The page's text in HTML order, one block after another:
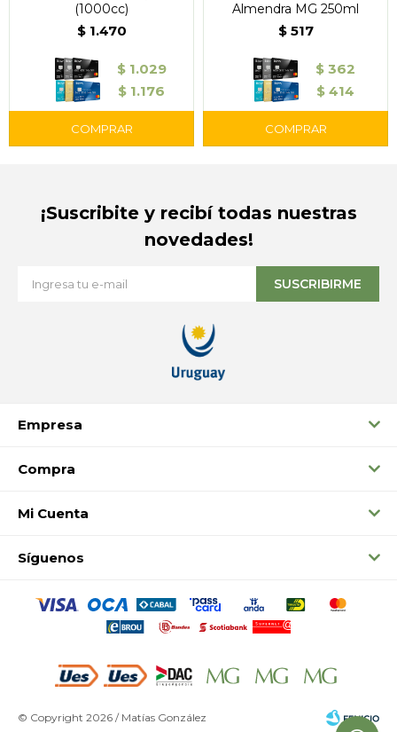
(1000cc)
$ 1.470
$ 1.029
$ 1.176
Almendra MG 250ml
$ 517
$ 362
$ 414
Empresa
Compra
Mi Cuenta
Síguenos
¡Suscribite y recibí todas nuestras
novedades!
SUSCRIBIRME
© Copyright 2026 / Matías González